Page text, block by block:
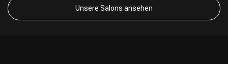
Unsere Salons ansehen